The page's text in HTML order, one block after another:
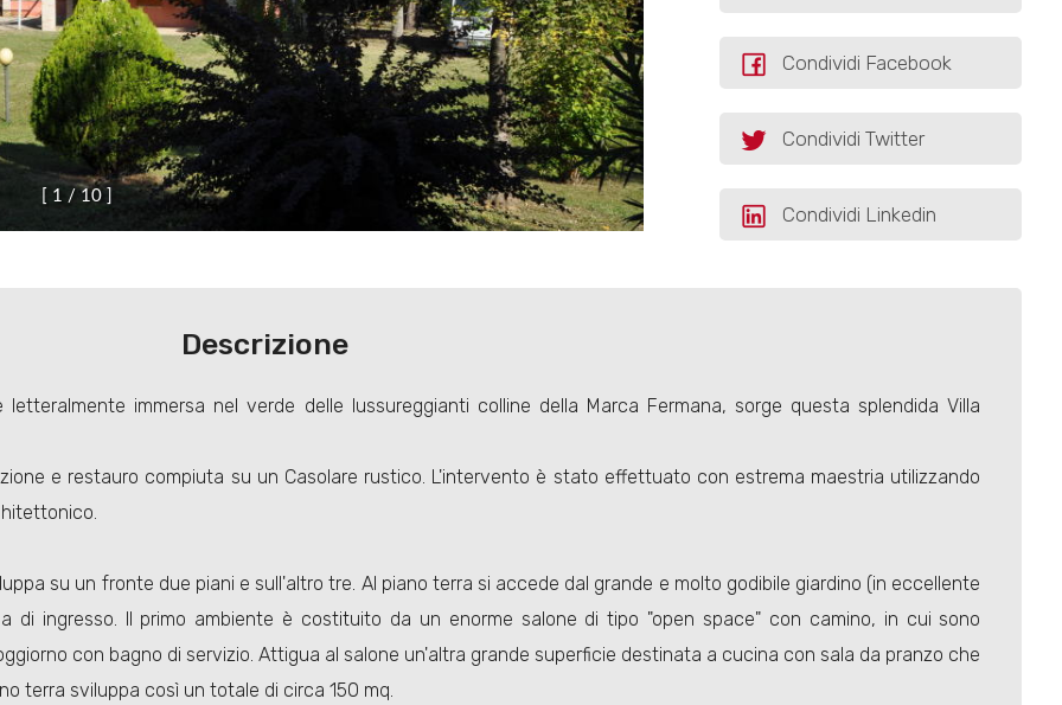
1 / 10
Condividi Facebook
Condividi Twitter
Condividi Linkedin
Descrizione
immersa nel verde delle lussureggianti colline della Marca Fermana, sorge questa splendida Villa
e restauro compiuta su un Casolare rustico. L'intervento è stato effettuato con estrema maestria utilizzando
su un fronte due piani e sull'altro tre. Al piano terra si accede dal grande e molto godibile giardino (in eccellente
di ingresso. Il primo ambiente è costituito da un enorme salone di tipo "open space" con camino, in cui sono
con bagno di servizio. Attigua al salone un'altra grande superficie destinata a cucina con sala da pranzo che
terra sviluppa così un totale di circa 150 mq.